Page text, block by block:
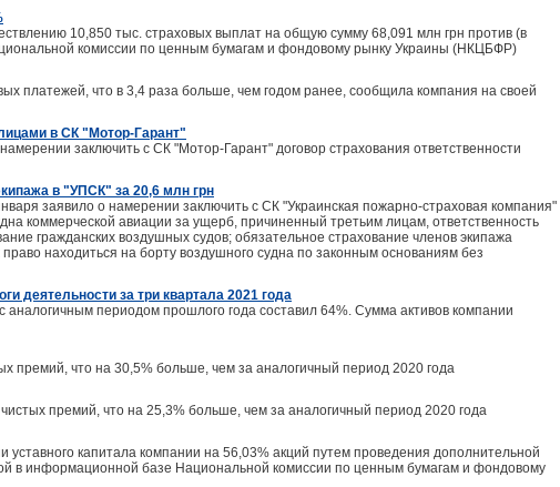
10,850 тыс. страховых выплат на общую сумму 68,091 млн грн против (в
комиссии по ценным бумагам и фондовому рынку Украины (НКЦБФР)
платежей, что в 3,4 раза больше, чем годом ранее, сообщила компания на своей
в СК "Мотор-Гарант"
заключить с СК "Мотор-Гарант" договор страхования ответственности
в "УПСК" за 20,6 млн грн
заявило о намерении заключить с СК "Украинская пожарно-страховая компания"
коммерческой авиации за ущерб, причиненный третьим лицам, ответственность
гражданских воздушных судов; обязательное страхование членов экипажа
находиться на борту воздушного судна по законным основаниям без
деятельности за три квартала 2021 года
периодом прошлого года составил 64%. Сумма активов компании
премий, что на 30,5% больше, чем за аналогичный период 2020 года
премий, что на 25,3% больше, чем за аналогичный период 2020 года
капитала компании на 56,03% акций путем проведения дополнительной
в информационной базе Национальной комиссии по ценным бумагам и фондовому